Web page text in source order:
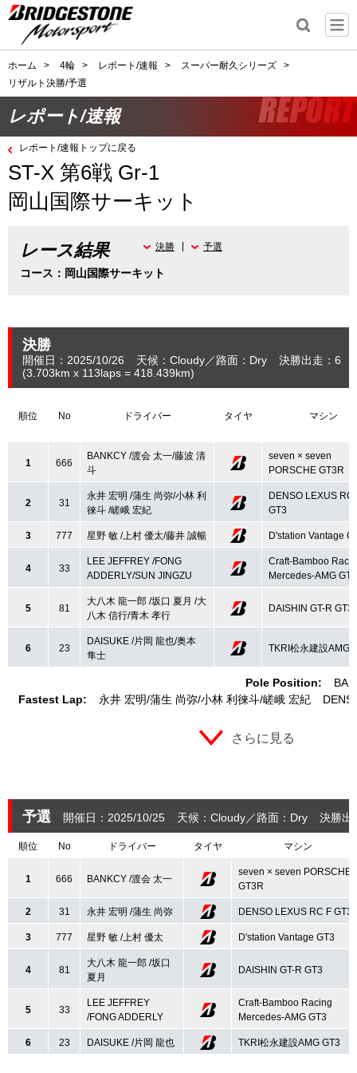
ホーム > 4輪 > レポート/速報 > スーパー耐久シリーズ
>
リザルト決勝/予選
レポート/速報
レポート/速報トップに戻る
ST-X 第6戦 Gr-1
岡山国際サーキット
レース結果
コース：岡山国際サーキット
決勝 予選
決勝
開催日：2025/10/26 天候：Cloudy 路面：Dry 決勝出走：6
(3.703km x 113laps = 418.439km)
順位 No ドライバー タイヤ マシン
Pole Position:
Fastest Lap:
永井 宏明 蒲生 尚弥 小林 利徠斗 嵯峨 宏紀
1 666
BANKCY /渡会 太一/藤波 清
斗
seven × seven
PORSCHE GT3R
2 31
永井 宏明 /蒲生 尚弥/小林 利
徠斗 /嵯峨 宏紀
DENSO LEXUS RC
GT3
3 777 星野 敏 /上村 優太/藤井 誠暢 D'station Vantage
4 33
LEE JEFFREY /FONG
ADDERLY/SUN JINGZU
Craft-Bamboo
Mercedes-AMG GT3
5 81
大八木 龍一郎 /坂口 夏月 /大
八木 信行/青木 孝行
DAISHIN GT-R GT3
6 23
DAISUKE /片岡 龍也/奥本
隼士
TKRI松永建設AMG
さらに見る
予選 開催日：2025/10/25 天候：Cloudy 路面：Dry 決勝出
順位 No ドライバー タイヤ マシン
1 666 BANKCY /渡会 太一
seven × seven PORSCHE
GT3R
2 31 永井 宏明 /蒲生 尚弥 DENSO LEXUS RC F GT3
3 777 星野 敏 /上村 優太 D'station Vantage GT3
4 81
大八木 龍一郎 /坂口
夏月
DAISHIN GT-R GT3
5 33
LEE JEFFREY
/FONG ADDERLY
Craft-Bamboo Racing
Mercedes-AMG GT3
6 23 DAISUKE /片岡 龍也 TKRI松永建設AMG GT3